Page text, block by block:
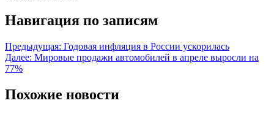
Навигация по записям
Предыдущая: Годовая инфляция в России ускорилась
Далее: Мировые продажи автомобилей в апреле выросли на
77%
Похожие новости